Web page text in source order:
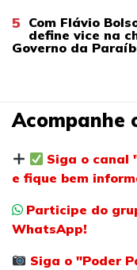
5 Com Flávio
define vice na
Governo da
Acompanhe
Siga o canal
e fique bem
Participe do
WhatsApp!
Siga o "Poder